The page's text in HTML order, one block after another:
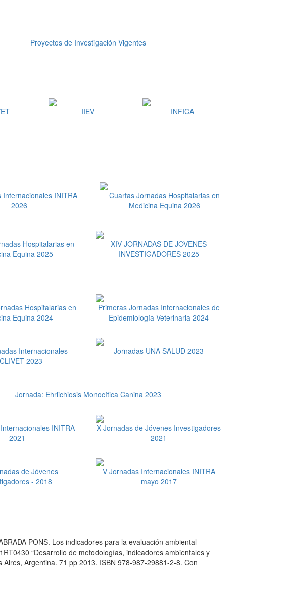
Proyectos de Investigación Vigentes
IIEV INFICA
Internacionales INITRA
2026
Cuartas Jornadas Hospitalarias en
Medicina Equina 2026
Hospitalarias en
Equina 2025
XIV JORNADAS DE JOVENES
INVESTIGADORES 2025
Hospitalarias en
Equina 2024
Primeras Jornadas Internacionales de
Epidemiología Veterinaria 2024
Internacionales
2023
Jornadas UNA SALUD 2023
Jornada: Ehrlichiosis Monocítica Canina 2023
INITRA
2021
X Jornadas de Jóvenes Investigadores
2021
de Jóvenes
- 2018
V Jornadas Internacionales INITRA
mayo 2017
PONS. Los indicadores para la evaluación ambiental
“Desarrollo de metodologías, indicadores ambientales y
Argentina. 71 pp 2013. ISBN 978-987-29881-2-8. Con